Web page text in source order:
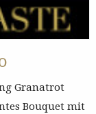
Granatrot
Bouquet mit